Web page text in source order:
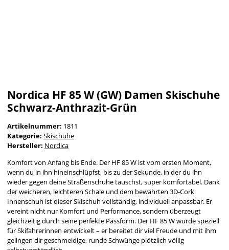
Nordica HF 85 W (GW) Damen Skischuhe
Schwarz-Anthrazit-Grün
Artikelnummer: 1811
Kategorie: Skischuhe
Hersteller: Nordica
Komfort von Anfang bis Ende. Der HF 85 W ist vom ersten Moment,
wenn du in ihn hineinschlüpfst, bis zu der Sekunde, in der du ihn
wieder gegen deine Straßenschuhe tauschst, super komfortabel. Dank
der weicheren, leichteren Schale und dem bewährten 3D-Cork
Innenschuh ist dieser Skischuh vollständig, individuell anpassbar. Er
vereint nicht nur Komfort und Performance, sondern überzeugt
gleichzeitig durch seine perfekte Passform. Der HF 85 W wurde speziell
für Skifahrerinnen entwickelt – er bereitet dir viel Freude und mit ihm
gelingen dir geschmeidige, runde Schwünge plötzlich völlig